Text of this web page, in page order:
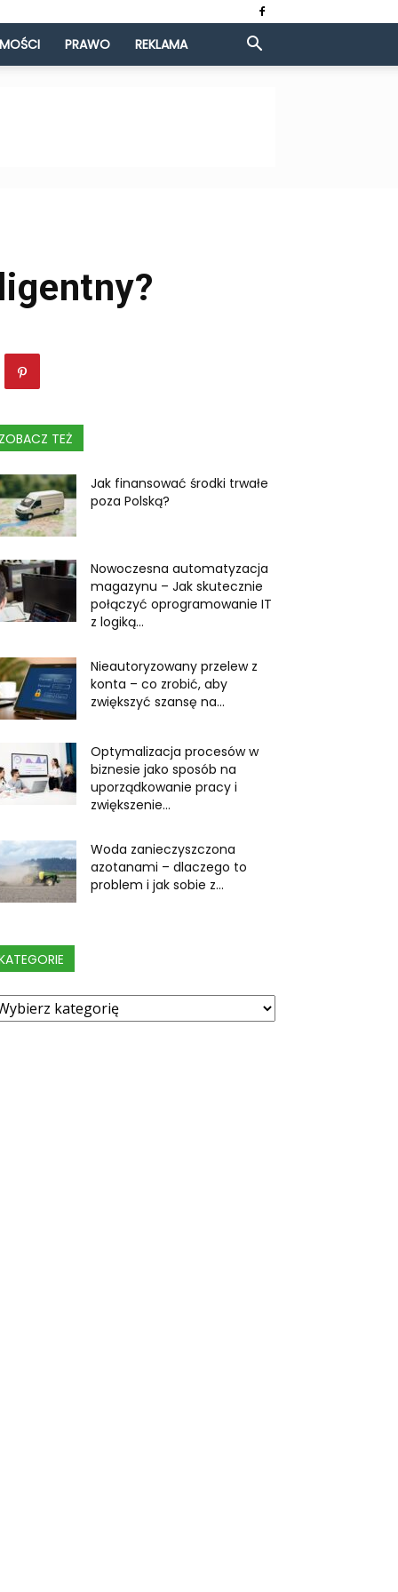
PRAWO REKLAMA
TEŻ
Jak finansować środki trwałe
poza Polską?
Nowoczesna automatyzacja
magazynu – Jak skutecznie
połączyć oprogramowanie IT
z logiką...
Nieautoryzowany przelew z
konta – co zrobić, aby
zwiększyć szansę na...
Optymalizacja procesów w
biznesie jako sposób na
uporządkowanie pracy i
zwiększenie...
Woda zanieczyszczona
azotanami – dlaczego to
problem i jak sobie z...